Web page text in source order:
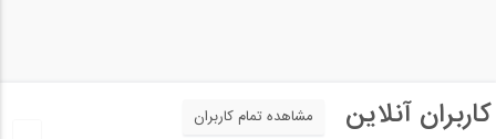
کاربران آنلاین مشاهده تمام کاربران